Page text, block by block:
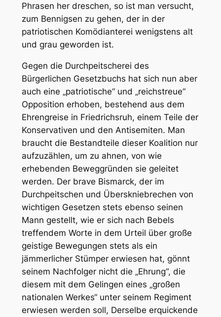
Phrasen her dreschen, so ist man versucht,
zum Bennigsen zu gehen, der in der
patriotischen Komödianterei wenigstens alt
und grau geworden ist.
Gegen die Durchpeitscherei des
Bürgerlichen Gesetzbuchs hat sich nun aber
auch eine „patriotische“ und „reichstreue“
Opposition erhoben, bestehend aus dem
Ehrengreise in Friedrichsruh, einem Teile der
Konservativen und den Antisemiten. Man
braucht die Bestandteile dieser Koalition nur
aufzuzählen, um zu ahnen, von wie
erhebenden Beweggründen sie geleitet
werden. Der brave Bismarck, der im
Durchpeitschen und Überskniebrechen von
wichtigen Gesetzen stets ebenso seinen
Mann gestellt, wie er sich nach Bebels
treffendem Worte in dem Urteil über große
geistige Bewegungen stets als ein
jämmerlicher Stümper erwiesen hat, gönnt
seinem Nachfolger nicht die „Ehrung“, die
diesem mit dem Gelingen eines „großen
nationalen Werkes“ unter seinem Regiment
erwiesen werden soll, Derselbe erquickende